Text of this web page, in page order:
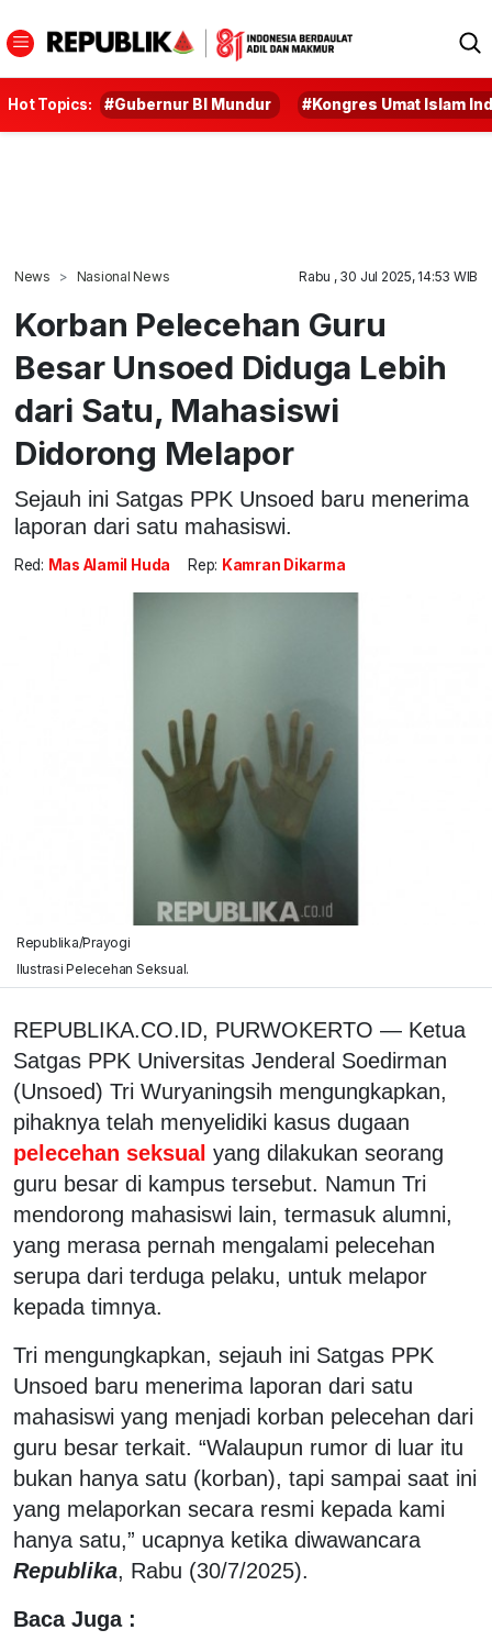
Hot Topics: #Gubernur BI Mundur #Kongres Umat Islam
News Nasional News Rabu , 30 Jul 2025, 14:53 WIB
Korban Pelecehan Guru
Besar Unsoed Diduga Lebih
dari Satu, Mahasiswi
Didorong Melapor
Sejauh ini Satgas PPK Unsoed baru menerima
laporan dari satu mahasiswi.
Red: Mas Alamil Huda Rep: Kamran Dikarma
Republika/Prayogi
Ilustrasi Pelecehan Seksual.
REPUBLIKA.CO.ID, PURWOKERTO — Ketua
Satgas PPK Universitas Jenderal Soedirman
(Unsoed) Tri Wuryaningsih mengungkapkan,
pihaknya telah menyelidiki kasus dugaan
pelecehan seksual yang dilakukan seorang
guru besar di kampus tersebut. Namun Tri
mendorong mahasiswi lain, termasuk alumni,
yang merasa pernah mengalami pelecehan
serupa dari terduga pelaku, untuk melapor
kepada timnya.
Tri mengungkapkan, sejauh ini Satgas PPK
Unsoed baru menerima laporan dari satu
mahasiswi yang menjadi korban pelecehan dari
guru besar terkait. “Walaupun rumor di luar itu
bukan hanya satu (korban), tapi sampai saat ini
yang melaporkan secara resmi kepada kami
hanya satu,” ucapnya ketika diwawancara
Republika, Rabu (30/7/2025).
Baca Juga :